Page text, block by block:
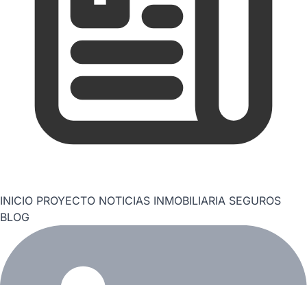
INICIO PROYECTO NOTICIAS INMOBILIARIA SEGUROS
BLOG